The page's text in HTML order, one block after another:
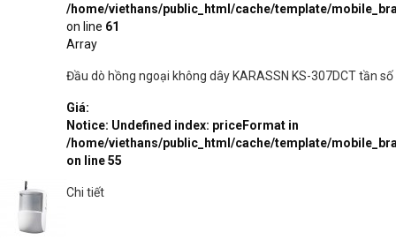
/home/viethans/public_html/cache/template/
on line 61
Array
Đầu dò hồng ngoại không dây KARASSN KS-307DCT tần
Giá:
Notice: Undefined index: priceFormat in
/home/viethans/public_html/cache/template/
on line55
Chi tiết